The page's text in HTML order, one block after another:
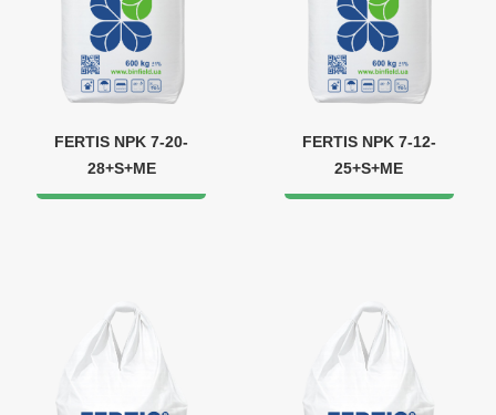
FERTIS NPK 7-20-
28+S+ME
FERTIS NPK 7-12-
25+S+ME